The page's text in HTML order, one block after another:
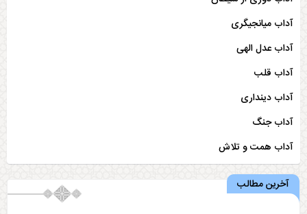
آداب میانجیگری
آداب عدل الهی
آداب قلب
آداب دینداری
آداب جنگ
آداب همت و تلاش
آداب محضر أمیرالمؤمنین علیه السلام
آداب پرهیز از تنبلی و کسالت
آخرین مطالب